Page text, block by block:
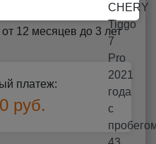
12 месяцев до 3 лет
платеж:
руб.